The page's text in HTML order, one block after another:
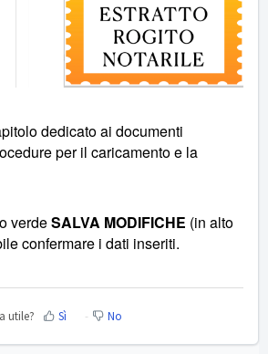
dedicato ai documenti
per il caricamento e la
verdeSALVA MODIFICHE (in alto
confermare i dati inseriti.
utile? Sì No